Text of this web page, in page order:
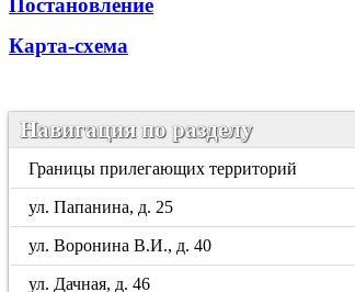
Постановление
Карта-схема
Навигация по разделу
Границы прилегающих территорий
ул. Папанина, д. 25
ул. Воронина В.И., д. 40
ул. Дачная, д. 46